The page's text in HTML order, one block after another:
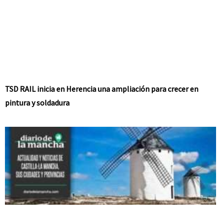
TSD RAIL inicia en Herencia una ampliación para crecer en
pintura y soldadura